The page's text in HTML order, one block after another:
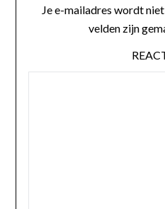
Je e-mailadres wordt
velden zijn